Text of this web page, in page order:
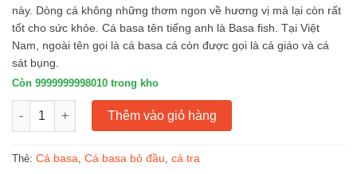
này. Dòng cá không những thơm ngon về hương vị mà lại còn rất
tốt cho sức khỏe. Cá basa tên tiếng anh là Basa fish. Tại Việt
Nam, ngoài tên gọi là cá basa cá còn được gọi là cá giáo và cá
sát bụng.
Còn 9999999998010 trong kho
Cá basa bỏ đầu (1kg) số lượng
Thêm vào giỏ hàng
Thẻ: Cá basa Cá basa bỏ đầu cá tra